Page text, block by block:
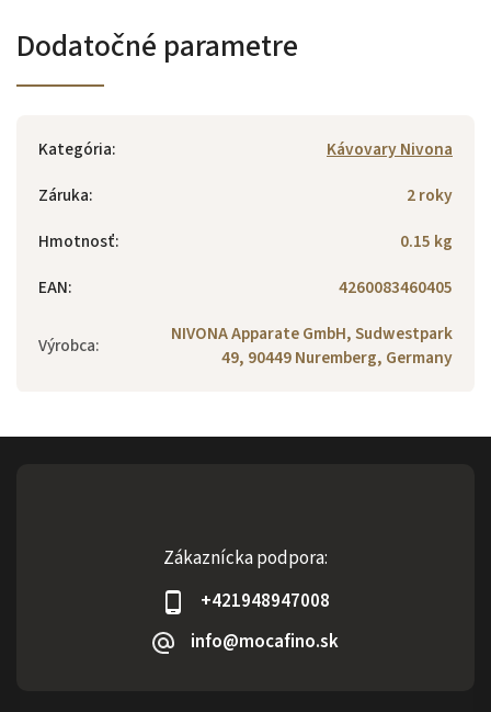
Dodatočné parametre
Kategória:
Kávovary Nivona
Záruka:
2 roky
Hmotnosť:
0.15 kg
EAN: 4260083460405
Výrobca:
NIVONA Apparate GmbH, Sudwestpark
49, 90449 Nuremberg, Germany
Zákaznícka podpora:
+421948947008
info@mocafino.sk